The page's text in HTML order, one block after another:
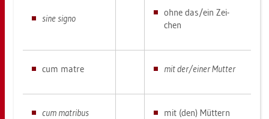
sine signo
ohne das/ein Zei­
chen
cum matre mit der/einer Mut­ter
cum ma­tri­bus mit (den) Müt­tern